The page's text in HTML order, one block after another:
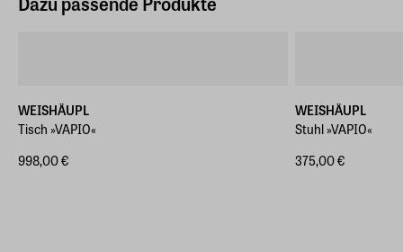
WEISHÄUPL
Tisch »VAPIO«
998,00 €
WEISHÄUPL
Stuhl »VAPIO«
375,00 €